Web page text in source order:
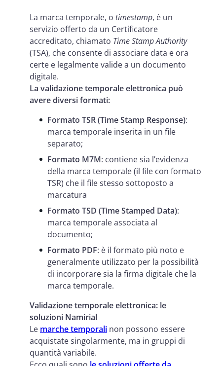
La marca temporale, o timestamp, è un
servizio offerto da un Certificatore
accreditato, chiamato Time Stamp Authority
(TSA), che consente di associare data e ora
certe e legalmente valide a un documento
digitale.
La validazione temporale elettronica può
avere diversi formati:
Formato TSR (Time Stamp Response):
marca temporale inserita in un file
separato;
Formato M7M: contiene sia l’evidenza
della marca temporale (il file con formato
TSR) che il file stesso sottoposto a
marcatura
Formato TSD (Time Stamped Data):
marca temporale associata al
documento;
Formato PDF: è il formato più noto e
generalmente utilizzato per la possibilità
di incorporare sia la firma digitale che la
marca temporale.
Validazione temporale elettronica: le
soluzioni Namirial
Le marche temporali non possono essere
acquistate singolarmente, ma in gruppi di
quantità variabile.